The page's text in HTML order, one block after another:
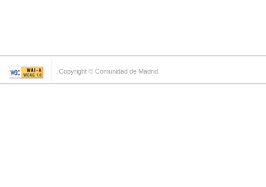
Copyright © Comunidad de Madrid.